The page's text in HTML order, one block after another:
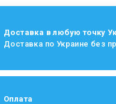
Доставка в любую точку
Доставка по Украине без
Оплата